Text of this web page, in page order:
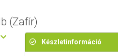
(Zafír)
Készletinformáció